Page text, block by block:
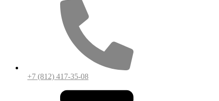
+7 (812) 417-35-08